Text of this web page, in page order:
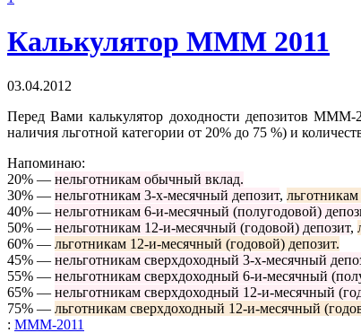
Калькулятор МММ 2011
03.04.2012
Перед Вами калькулятор доходности депозитов МММ-
наличия льготной категории от 20% до 75 %) и
Напоминаю:
20% — нельготникам обычный вклад.
30% — нельготникам 3-х-месячный депозит,
40% — нельготникам 6-и-месячный (полугодовой)
50% — нельготникам 12-и-месячный (годовой) депозит,
60% — льготникам 12-и-месячный (годовой) депозит.
45% — нельготникам сверхдоходный 3-х-месячный
55% — нельготникам сверхдоходный 6-и-месячный
65% — нельготникам сверхдоходный 12-и-месячный
75% — льготникам сверхдоходный 12-и-месячный
: МММ-2011